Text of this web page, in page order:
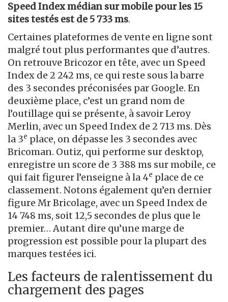
Speed Index médian sur mobile pour les 15
sites testés est de 5 733 ms.
Certaines plateformes de vente en ligne sont
malgré tout plus performantes que d’autres.
On retrouve Bricozor en tête, avec un Speed
Index de 2 242 ms, ce qui reste sous la barre
des 3 secondes préconisées par Google. En
deuxième place, c’est un grand nom de
l’outillage qui se présente, à savoir Leroy
Merlin, avec un Speed Index de 2 713 ms. Dès
la 3e place, on dépasse les 3 secondes avec
Bricoman. Outiz, qui performe sur desktop,
enregistre un score de 3 388 ms sur mobile, ce
qui fait figurer l’enseigne à la 4e place de ce
classement. Notons également qu’en dernier
figure Mr Bricolage, avec un Speed Index de
14 748 ms, soit 12,5 secondes de plus que le
premier… Autant dire qu’une marge de
progression est possible pour la plupart des
marques testées ici.
Les facteurs de ralentissement du
chargement des pages